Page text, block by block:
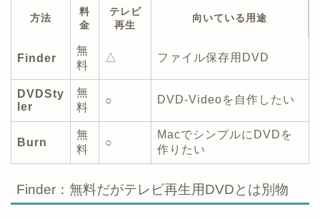
方法
料
金
テレビ
再生
向いている用途
Finder
無
料
△ ファイル保存用DVD
DVDSty
ler
無
料
○ DVD-Videoを自作したい
Burn
無
料
○
MacでシンプルにDVDを
作りたい
Finder：無料だがテレビ再生用DVDとは別物